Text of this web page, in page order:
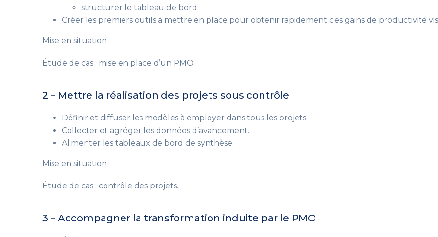
structurer le tableau de bord.
Créer les premiers outils à mettre en place pour obtenir rapidement des gains de productivité
Mise en situation
Étude de cas : mise en place d’un PMO.
2 – Mettre la réalisation des projets sous contrôle
Définir et diffuser les modèles à employer dans tous les projets.
Collecter et agréger les données d’avancement.
Alimenter les tableaux de bord de synthèse.
Mise en situation
Étude de cas : contrôle des projets.
3 – Accompagner la transformation induite par le PMO